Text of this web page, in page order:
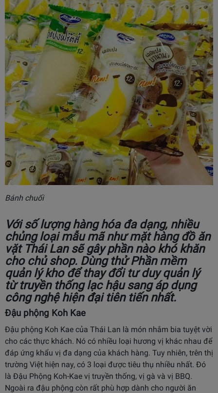
Bánh chuối
Với số lượng hàng hóa đa dạng, nhiều
chủng loại mẫu mã như mặt hàng đồ ăn
vặt Thái Lan sẽ gây phần nào khó khăn
cho chủ shop. Dùng thửPhần mềm
quản lý khođể thay đổi tư duy quản lý
từ truyền thống lạc hậu sang áp dụng
công nghệ hiện đại tiên tiến nhất.
Đậu phộng Koh Kae
Đậu phộng Koh Kae của Thái Lan là món nhắm bia tuyệt vời
cho các thực khách. Nó có nhiều loại hương vị khác nhau để
đáp ứng khẩu vị đa dạng của khách hàng. Tuy nhiên, trên thị
trường Việt hiện nay, có 3 loại được tiêu thụ nhiều nhất. Đó
là Đậu Phộng Koh-Kae vị truyền thống, vị gà và vị BBQ.
Ngoài ra đậu phộng còn rất phù hợp dành cho người ăn